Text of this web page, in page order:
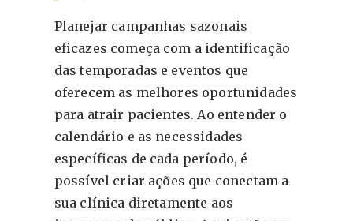
Planejar campanhas sazonais
eficazes começa com a identificação
das temporadas e eventos que
oferecem as melhores oportunidades
para atrair pacientes. Ao entender o
calendário e as necessidades
específicas de cada período, é
possível criar ações que conectam a
sua clínica diretamente aos